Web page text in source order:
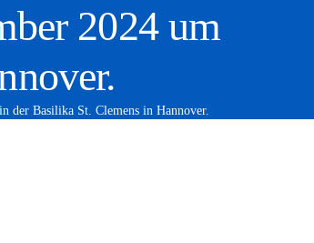
2024 um
der Basilika St. Clemens in Hannover.